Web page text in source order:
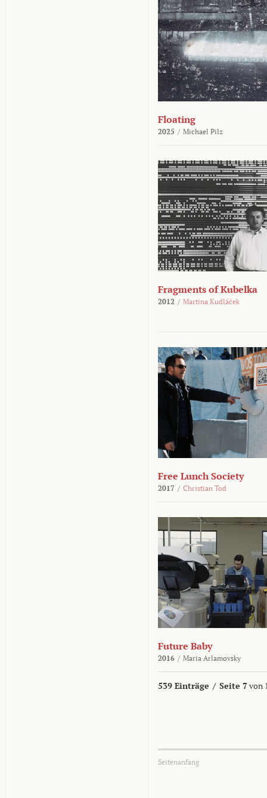
Floating
2025 / Michael Pilz
Fragments of Kubelka
2012 / Martina Kudláček
Free Lunch Society
2017 / Christian Tod
Future Baby
2016 / Maria Arlamovsky
539 Einträge / Seite 7von
Seitenanfang